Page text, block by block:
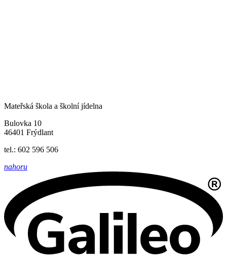
Mateřská škola a školní jídelna
Bulovka 10
46401 Frýdlant
tel.: 602 596 506
nahoru